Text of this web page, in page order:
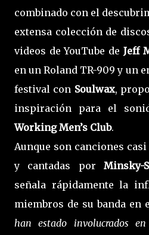
combinado con el
extensa colección de
videos de YouTube de Jeff
en un Roland TR-909 y un
festival con Soulwax,
inspiración para el
Working Men’s Club.
Aunque son canciones
y cantadas porMinsky-
señala rápidamente la
miembros de su banda en
han estado involucrados